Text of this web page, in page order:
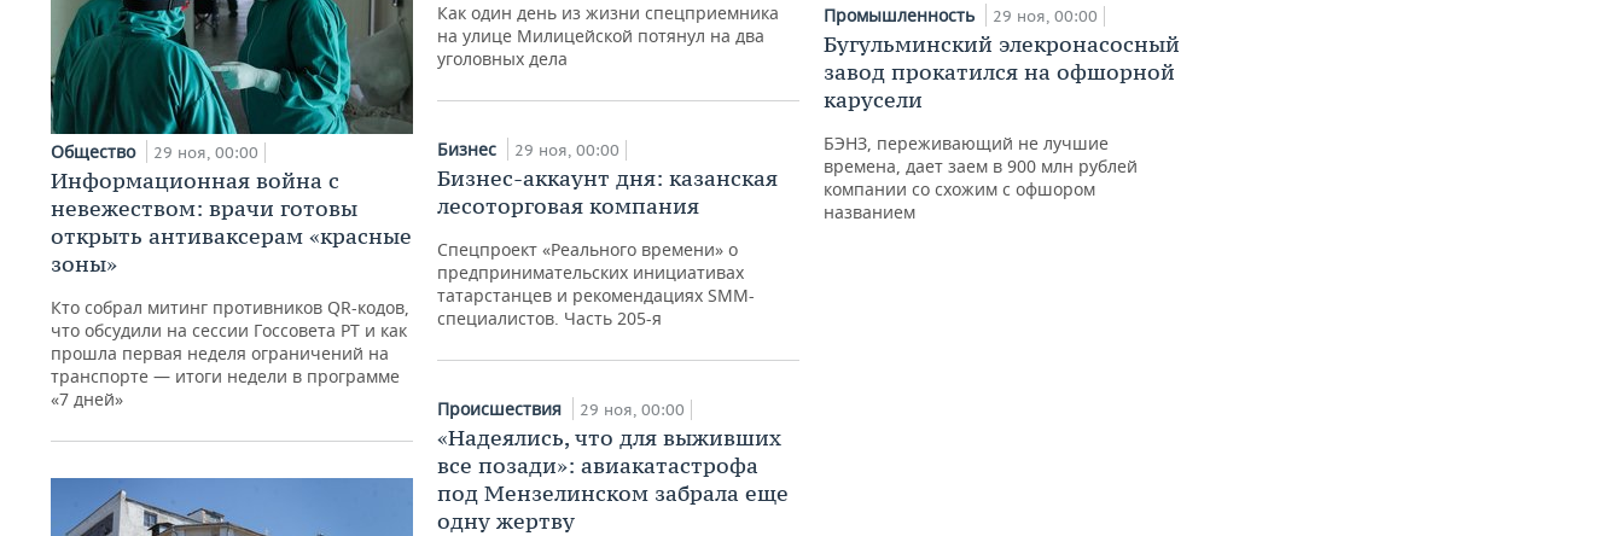
Общество 29 ноя, 00:00
Информационная война с
невежеством: врачи готовы
открыть антиваксерам «красные
зоны»
Кто собрал митинг противников QR-кодов,
что обсудили на сессии Госсовета РТ и как
прошла первая неделя ограничений на
транспорте — итоги недели в программе
«7 дней»
Как один день из жизни спецприемника
на улице Милицейской потянул на два
уголовных дела
Бизнес 29 ноя, 00:00
Бизнес-аккаунт дня: казанская
лесоторговая компания
Спецпроект «Реального времени» о
предпринимательских инициативах
татарстанцев и рекомендациях SMM-
специалистов. Часть 205-я
Происшествия 29 ноя, 00:00
«Надеялись, что для выживших
все позади»: авиакатастрофа
под Мензелинском забрала еще
одну жертву
Промышленность 29 ноя, 00:00
Бугульминский элекронасосный
завод прокатился на офшорной
карусели
БЭНЗ, переживающий не лучшие
времена, дает заем в 900 млн рублей
компании со схожим с офшором
названием